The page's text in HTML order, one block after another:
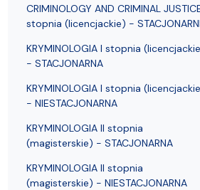
CRIMINOLOGY AND CRIMINAL
stopnia (licencjackie) -
KRYMINOLOGIA I stopnia
- STACJONARNA
KRYMINOLOGIA I stopnia
- NIESTACJONARNA
KRYMINOLOGIA II stopnia
(magisterskie) - STACJONARNA
KRYMINOLOGIA II stopnia
(magisterskie) - NIESTACJONARNA